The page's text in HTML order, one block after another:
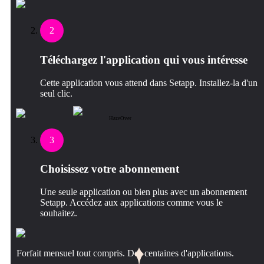
2
Téléchargez l'application qui vous intéresse
Cette application vous attend dans Setapp. Installez-la d'un
seul clic.
HazeOver
3
Choisissez votre abonnement
Une seule application ou bien plus avec un abonnement
Setapp. Accédez aux applications comme vous le
souhaitez.
Forfait mensuel tout compris. Des centaines d'applications.